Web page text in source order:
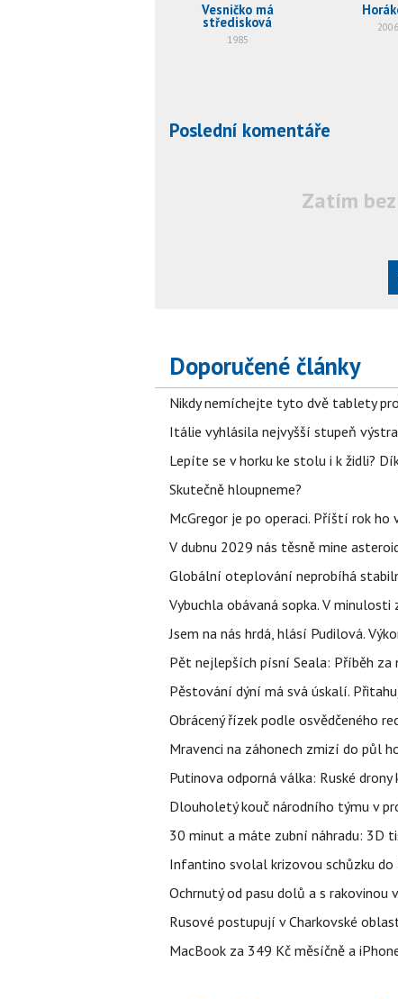
Vesničko má
středisková
1985
2006
Poslední komentáře
Zatím
Doporučené články
Nikdy nemíchejte tyto dvě tablety
Itálie vyhlásila nejvyšší stupeň
Lepíte se v horku ke stolu i k židli?
Skutečně hloupneme?
McGregor je po operaci. Příští rok ho
V dubnu 2029 nás těsně mine
Globální oteplování neprobíhá
Vybuchla obávaná sopka. V
Jsem na nás hrdá, hlásí Pudilová.
Pět nejlepších písní Seala: Příběh
Pěstování dýní má svá úskalí.
Obrácený řízek podle osvědčeného
Mravenci na záhonech zmizí do půl
Putinova odporná válka: Ruské
Dlouholetý kouč národního týmu v
30 minut a máte zubní náhradu: 3D
Infantino svolal krizovou schůzku do
Ochrnutý od pasu dolů a s
Rusové postupují v Charkovské
MacBook za 349 Kč měsíčně a